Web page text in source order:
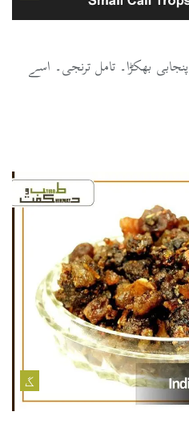
بھکڑا۔ تامل ترنجی۔ اسے
گ